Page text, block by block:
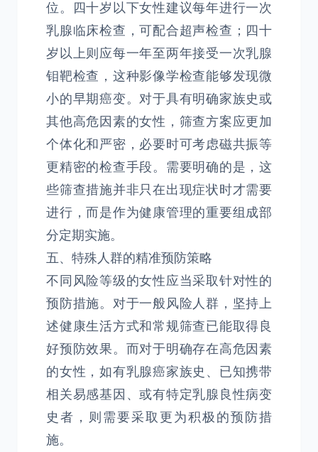
位。四十岁以下女性建议每年进行一次
乳腺临床检查，可配合超声检查；四十
岁以上则应每一年至两年接受一次乳腺
钼靶检查，这种影像学检查能够发现微
小的早期癌变。对于具有明确家族史或
其他高危因素的女性，筛查方案应更加
个体化和严密，必要时可考虑磁共振等
更精密的检查手段。需要明确的是，这
些筛查措施并非只在出现症状时才需要
进行，而是作为健康管理的重要组成部
分定期实施。
五、特殊人群的精准预防策略
不同风险等级的女性应当采取针对性的
预防措施。对于一般风险人群，坚持上
述健康生活方式和常规筛查已能取得良
好预防效果。而对于明确存在高危因素
的女性，如有乳腺癌家族史、已知携带
相关易感基因、或有特定乳腺良性病变
史者，则需要采取更为积极的预防措
施。